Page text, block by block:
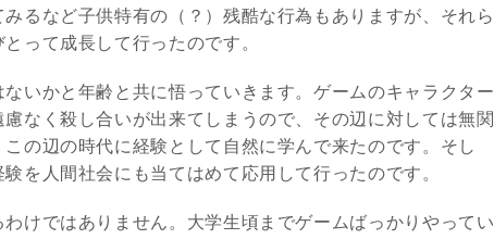
るなど子供特有の（？）残酷な行為もありますが、それら
って成長して行ったのです。
いかと年齢と共に悟っていきます。ゲームのキャラクター
なく殺し合いが出来てしまうので、その辺に対しては無関
の辺の時代に経験として自然に学んで来たのです。そし
を人間社会にも当てはめて応用して行ったのです。
けではありません。大学生頃までゲームばっかりやってい